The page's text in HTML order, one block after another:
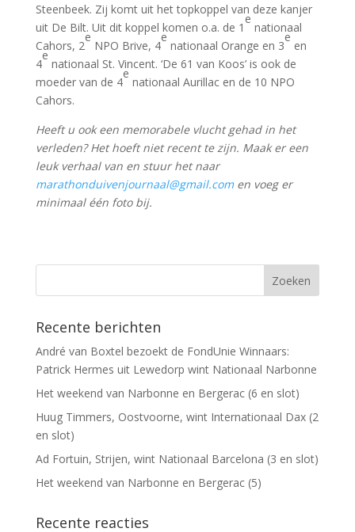
Steenbeek. Zij komt uit het topkoppel van deze kanjer
uit De Bilt. Uit dit koppel komen o.a. de 1
e
nationaal
Cahors, 2
e
NPO Brive, 4
e
nationaal Orange en 3
e
en
4
e
nationaal St. Vincent. ‘De 61 van Koos’ is ook de
moeder van de 4
e
nationaal Aurillac en de 10 NPO
Cahors.
Heeft u ook een memorabele vlucht gehad in het
verleden? Het hoeft niet recent te zijn. Maak er een
leuk verhaal van en stuur het naar
marathonduivenjournaal@gmail.comen voeg er
minimaal één foto bij.
Recente berichten
André van Boxtel bezoekt de FondUnie Winnaars:
Patrick Hermes uit Lewedorp wint Nationaal Narbonne
Het weekend van Narbonne en Bergerac (6 en slot)
Huug Timmers, Oostvoorne, wint Internationaal Dax (2
en slot)
Ad Fortuin, Strijen, wint Nationaal Barcelona (3 en slot)
Het weekend van Narbonne en Bergerac (5)
Recente reacties